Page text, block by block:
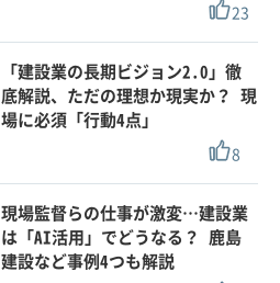
23
「建設業の長期ビジョン2.0」徹
底解説、ただの理想か現実か？ 現
場に必須「行動4点」
8
現場監督らの仕事が激変…建設業
は「AI活用」でどうなる？ 鹿島
建設など事例4つも解説